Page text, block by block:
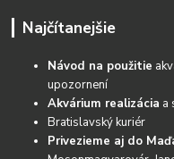
Najčítanejšie
Návod na použitie
upozornení
Akvárium realizácia a
Bratislavský kuriér
Privezieme aj do